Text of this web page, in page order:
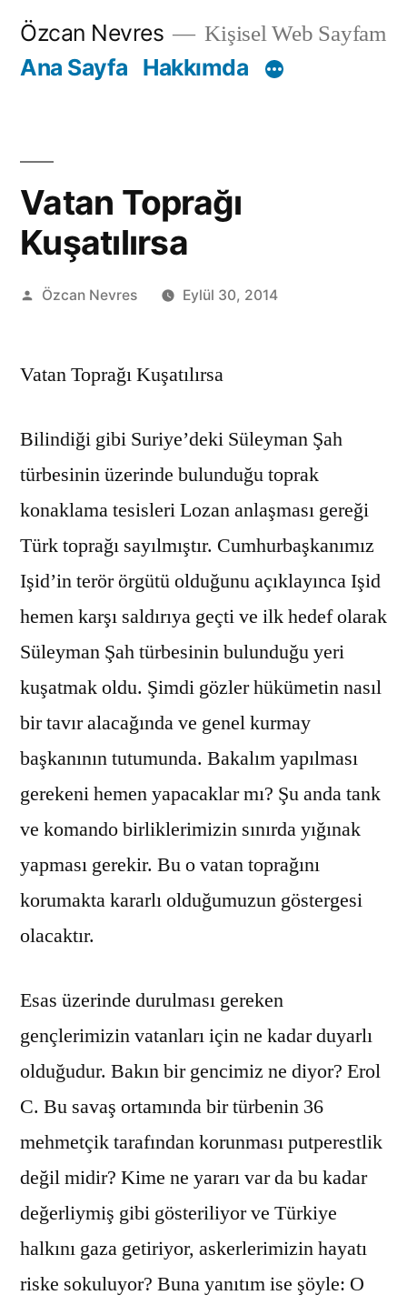
İçeriğe
Özcan Nevres Kişisel Web Sayfam
Ana Sayfa Hakkımda
Vatan Toprağı
Kuşatılırsa
Gönderen:
Özcan Nevres Eylül 30, 2014
Vatan Toprağı Kuşatılırsa
Bilindiği gibi Suriye’deki Süleyman Şah
türbesinin üzerinde bulunduğu toprak
konaklama tesisleri Lozan anlaşması gereği
Türk toprağı sayılmıştır. Cumhurbaşkanımız
Işid’in terör örgütü olduğunu açıklayınca Işid
hemen karşı saldırıya geçti ve ilk hedef olarak
Süleyman Şah türbesinin bulunduğu yeri
kuşatmak oldu. Şimdi gözler hükümetin nasıl
bir tavır alacağında ve genel kurmay
başkanının tutumunda. Bakalım yapılması
gerekeni hemen yapacaklar mı? Şu anda tank
ve komando birliklerimizin sınırda yığınak
yapması gerekir. Bu o vatan toprağını
korumakta kararlı olduğumuzun göstergesi
olacaktır.
Esas üzerinde durulması gereken
gençlerimizin vatanları için ne kadar duyarlı
olduğudur. Bakın bir gencimiz ne diyor? Erol
C. Bu savaş ortamında bir türbenin 36
mehmetçik tarafından korunması putperestlik
değil midir? Kime ne yararı var da bu kadar
değerliymiş gibi gösteriliyor ve Türkiye
halkını gaza getiriyor, askerlerimizin hayatı
riske sokuluyor? Buna yanıtım ise şöyle: O